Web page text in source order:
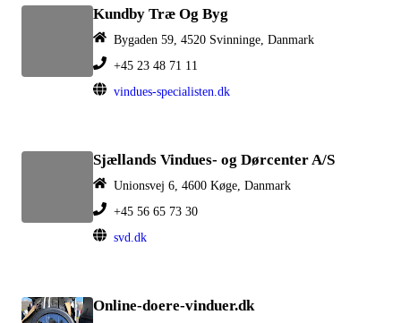
Kundby Træ Og Byg
Bygaden 59, 4520 Svinninge, Danmark
+45 23 48 71 11
vindues-specialisten.dk
Sjællands Vindues- og Dørcenter A/S
Unionsvej 6, 4600 Køge, Danmark
+45 56 65 73 30
svd.dk
Online-doere-vinduer.dk